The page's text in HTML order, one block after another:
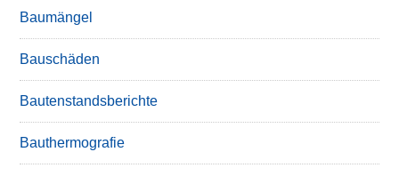
Baumängel
Bauschäden
Bautenstandsberichte
Bauthermografie